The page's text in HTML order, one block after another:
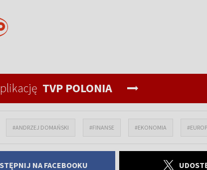
TVP POLONIA
#ANDRZEJ DOMAŃSKI #FINANSE #EKONOMIA
NA FACEBOOKU